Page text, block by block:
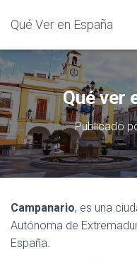
Qué Ver en España
Qué ver
Publicado
Campanario, es una
Autónoma de
España.